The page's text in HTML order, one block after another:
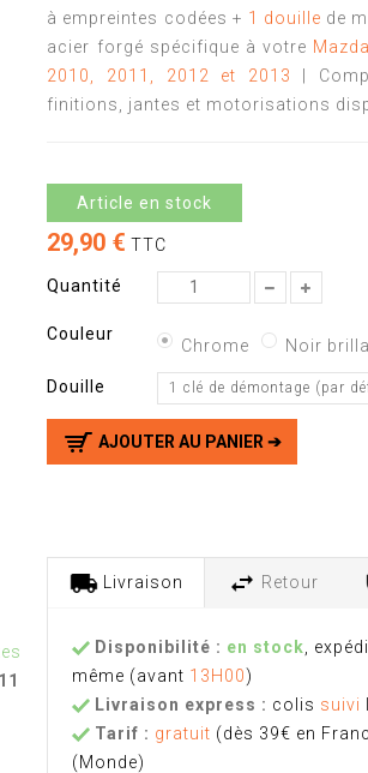
à empreintes codées + 1 douille de
acier forgé spécifique à votre
2010, 2011, 2012 et 2013
|
finitions, jantes et motorisations
Article en stock
29,90 € TTC
Quantité
Couleur
Chrome Noir
Douille 1 clé de démontage (par
AJOUTER AU PANIER ➔
Livraison Retour
Disponibilité : en stock ,
même (avant 13H00)
Livraison express : colis suivi
Tarif : gratuit (dès 39€ en
(Monde)